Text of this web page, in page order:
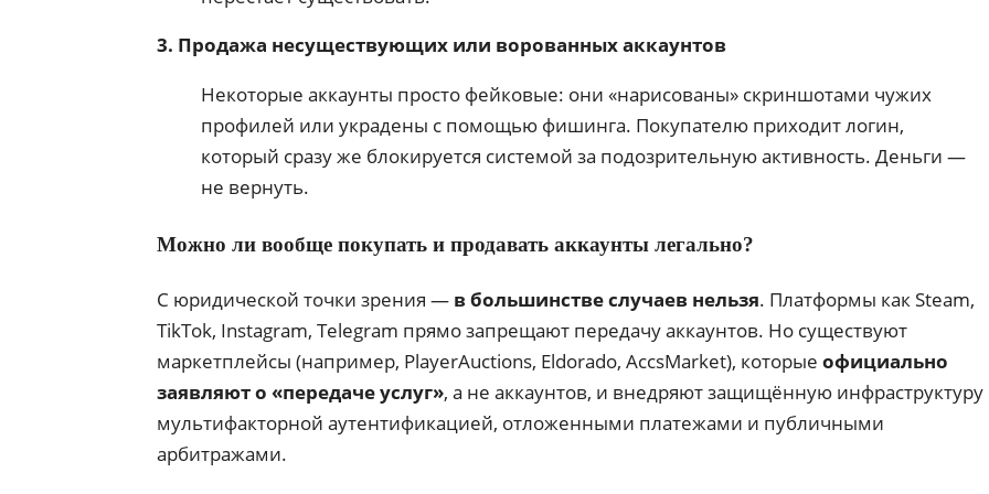
3. Продажа несуществующих или ворованных аккаунтов
Некоторые аккаунты просто фейковые: они «нарисованы» скриншотами чужих
профилей или украдены с помощью фишинга. Покупателю приходит логин,
который сразу же блокируется системой за подозрительную активность. Деньги —
не вернуть.
Можно ли вообще покупать и продавать аккаунты легально?
С юридической точки зрения — в большинстве случаев нельзя. Платформы как Steam,
TikTok, Instagram, Telegram прямо запрещают передачу аккаунтов. Но существуют
маркетплейсы (например, PlayerAuctions, Eldorado, AccsMarket), которые официально
заявляют о «передаче услуг», а не аккаунтов, и внедряют защищённую инфраструктуру
мультифакторной аутентификацией, отложенными платежами и публичными
арбитражами.